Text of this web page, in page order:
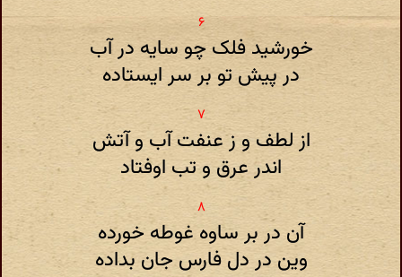
خورشید فلک چو سایه در آب
در پیش تو بر سر ایستاده
از لطف و ز عنفت آب و آتش
اندر عرق و تب اوفتاد
آن در بر ساوه غوطه خورده
وین در دل فارس جان بداده